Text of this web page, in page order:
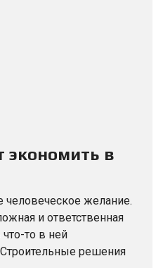
экономить в
желание.
и ответственная
что-то в ней
решения